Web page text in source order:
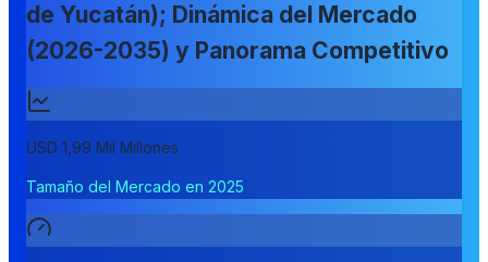
de Yucatán); Dinámica del Mercado
(2026-2035) y Panorama Competitivo
USD 1,99 Mil Millones
Tamaño del Mercado en 2025